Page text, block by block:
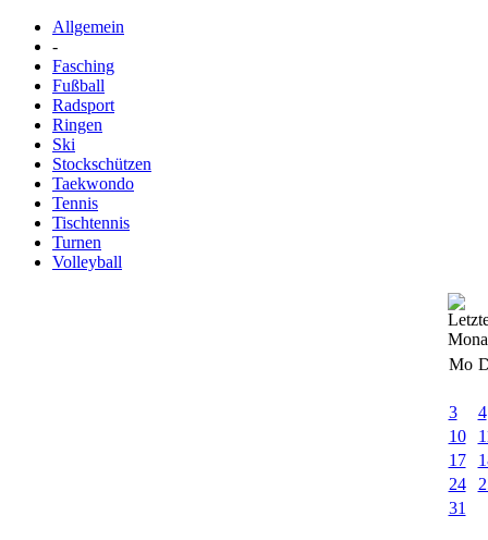
Allgemein
-
Fasching
Fußball
Radsport
Ringen
Ski
Stockschützen
Taekwondo
Tennis
Tischtennis
Turnen
Volleyball
Mo
3
4
10
17
24
31